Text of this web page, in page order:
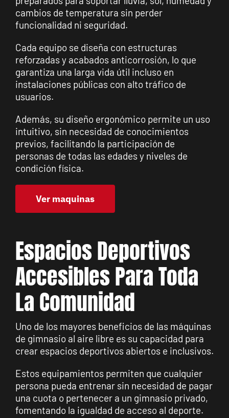
cambios de temperatura sin perder
funcionalidad ni seguridad.
Cada equipo se diseña con estructuras
reforzadas y acabados anticorrosión, lo que
garantiza una larga vida útil incluso en
instalaciones públicas con alto tráfico de
usuarios.
Además, su diseño ergonómico permite un uso
intuitivo, sin necesidad de conocimientos
previos, facilitando la participación de
personas de todas las edades y niveles de
condición física.
Ver maquinas
Espacios Deportivos
Accesibles Para Toda
La Comunidad
Uno de los mayores beneficios de las máquinas
de gimnasio al aire libre es su capacidad para
crear espacios deportivos abiertos e inclusivos.
Estos equipamientos permiten que cualquier
persona pueda entrenar sin necesidad de pagar
una cuota o pertenecer a un gimnasio privado,
fomentando la igualdad de acceso al deporte.